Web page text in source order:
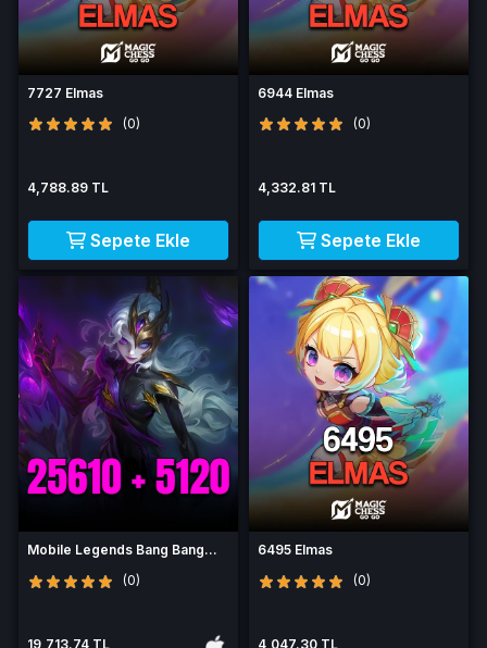
7727 Elmas
(0)
4,788.89 TL
Sepete Ekle
6944 Elmas
(0)
4,332.81 TL
Sepete Ekle
Mobile Legends Bang Bang
(0)
19,713.74 TL
6495 Elmas
(0)
4,047.30 TL